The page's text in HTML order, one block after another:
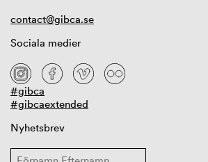
contact@gibca.se
Sociala medier
#gibca
#gibcaextended
Nyhetsbrev